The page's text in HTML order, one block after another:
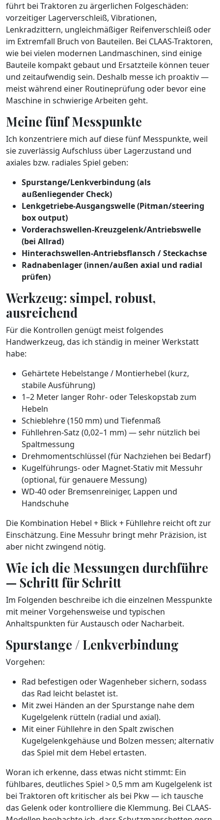
führt bei Traktoren zu ärgerlichen Folgeschäden:
vorzeitiger Lagerverschleiß, Vibrationen,
Lenkradzittern, ungleichmäßiger Reifenverschleiß oder
im Extremfall Bruch von Bauteilen. Bei CLAAS-Traktoren,
wie bei vielen modernen Landmaschinen, sind einige
Bauteile kompakt gebaut und Ersatzteile können teuer
und zeitaufwendig sein. Deshalb messe ich proaktiv —
meist während einer Routineprüfung oder bevor eine
Maschine in schwierige Arbeiten geht.
Meine fünf Messpunkte
Ich konzentriere mich auf diese fünf Messpunkte, weil
sie zuverlässig Aufschluss über Lagerzustand und
axiales bzw. radiales Spiel geben:
Spurstange/Lenkverbindung (als
außenliegender Check)
Lenkgetriebe-Ausgangswelle (Pitman/steering
box output)
Vorderachswellen-Kreuzgelenk/Antriebswelle
(bei Allrad)
Hinterachswellen-Antriebsflansch / Steckachse
Radnabenlager (innen/außen axial und radial
prüfen)
Werkzeug: simpel, robust,
ausreichend
Für die Kontrollen genügt meist folgendes
Handwerkzeug, das ich ständig in meiner Werkstatt
habe:
Gehärtete Hebelstange / Montierhebel (kurz,
stabile Ausführung)
1–2 Meter langer Rohr- oder Teleskopstab zum
Hebeln
Schieblehre (150 mm) und Tiefenmaß
Fühllehren-Satz (0,02–1 mm) — sehr nützlich bei
Spaltmessung
Drehmomentschlüssel (für Nachziehen bei Bedarf)
Kugelführungs- oder Magnet-Stativ mit Messuhr
(optional, für genauere Messung)
WD-40 oder Bremsenreiniger, Lappen und
Handschuhe
Die Kombination Hebel + Blick + Fühllehre reicht oft zur
Einschätzung. Eine Messuhr bringt mehr Präzision, ist
aber nicht zwingend nötig.
Wie ich die Messungen durchführe
— Schritt für Schritt
Im Folgenden beschreibe ich die einzelnen Messpunkte
mit meiner Vorgehensweise und typischen
Anhaltspunkten für Austausch oder Nacharbeit.
Spurstange / Lenkverbindung
Vorgehen:
Rad befestigen oder Wagenheber sichern, sodass
das Rad leicht belastet ist.
Mit zwei Händen an der Spurstange nahe dem
Kugelgelenk rütteln (radial und axial).
Mit einer Fühllehre in den Spalt zwischen
Kugelgelenkgehäuse und Bolzen messen; alternativ
das Spiel mit dem Hebel ertasten.
Woran ich erkenne, dass etwas nicht stimmt: Ein
fühlbares, deutliches Spiel > 0,5 mm am Kugelgelenk ist
bei Traktoren oft kritischer als bei Pkw — ich tausche
das Gelenk oder kontrolliere die Klemmung. Bei CLAAS-